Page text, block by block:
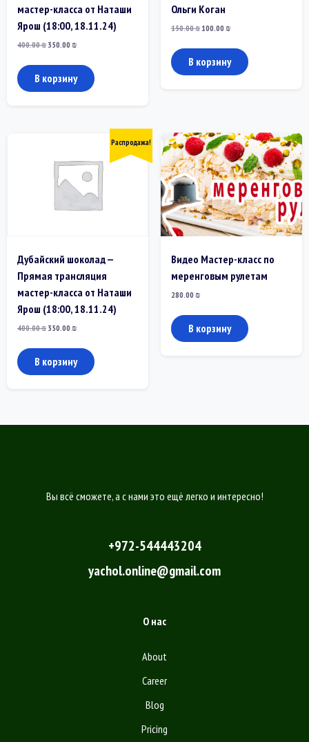
мастер-класса от Наташи
Ярош (18:00, 18.11.24)
400.00₪ Первоначальная
составляла
400.00 ₪.
350.00 ₪Текущая
350.00 ₪.
В корзину
Ольги Коган
150.00₪ Первоначальная
составляла
150.00 ₪.
100.00 ₪Текущая
100.00 ₪.
В корзину
Распродажа!
Дубайский шоколад —
Прямая трансляция
мастер-класса от Наташи
Ярош (18:00, 18.11.24)
400.00₪ Первоначальная
составляла
400.00 ₪.
350.00 ₪Текущая
350.00 ₪.
В корзину
Видео Мастер-класс по
меренговым рулетам
280.00 ₪
В корзину
Вы всё сможете, а с нами это ещё легко и интересно!
+972-544443204
yachol.online@gmail.com
О нас
About
Career
Blog
Pricing